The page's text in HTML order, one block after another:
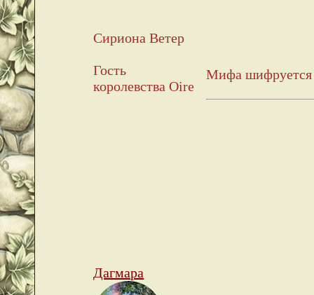
Сириона Ветер
Гость
королевства Oire
Мифа шифруется
Дагмара